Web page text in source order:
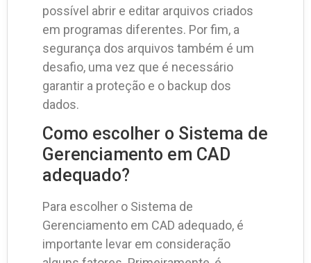
possível abrir e editar arquivos criados
em programas diferentes. Por fim, a
segurança dos arquivos também é um
desafio, uma vez que é necessário
garantir a proteção e o backup dos
dados.
Como escolher o Sistema de
Gerenciamento em CAD
adequado?
Para escolher o Sistema de
Gerenciamento em CAD adequado, é
importante levar em consideração